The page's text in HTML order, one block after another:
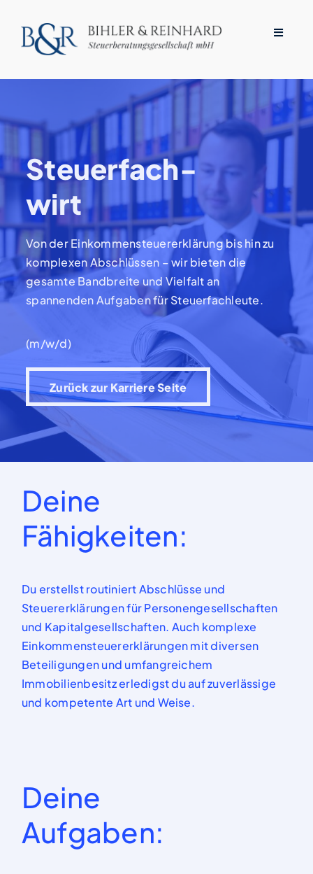
Inhalt
springen
Toggle
STARTSEITE
ÜBER UNS
LEISTUNGEN
WISSENSWERTES
KARRIERE
KONTAKT
Steuerfach-
wirt
Von der Einkommensteuererklärung bis hin zu
komplexen Abschlüssen–wir bieten die
gesamte Bandbreite und Vielfaltan
spannendenAufgabenfürSteuerfachleute.
(m/w/d)
Zurück zur Karriere Seite
Deine
Fähigkeiten:
Du erstellst routiniert Abschlüsse und
Steuererklärungen fürPersonengesellschaften
und Kapitalgesellschaften.Auch komplexe
Einkommensteuererklärungen mit diversen
Beteiligungen und umfangreichem
Immobilienbesitzerledigst du auf zuverlässige
und kompetente Art und Weise.
Deine
Aufgaben: